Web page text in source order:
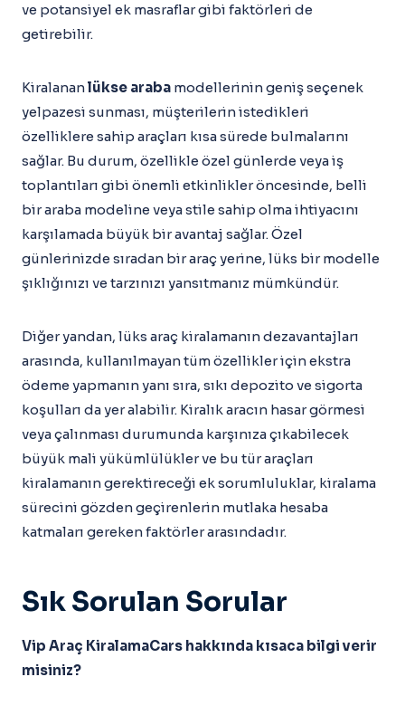
ve potansiyel ek masraflar gibi faktörleri de
getirebilir.
Kiralananlükse araba modellerinin geniş seçenek
yelpazesi sunması, müşterilerin istedikleri
özelliklere sahip araçları kısa sürede bulmalarını
sağlar. Bu durum, özellikle özel günlerde veya iş
toplantıları gibi önemli etkinlikler öncesinde, belli
bir araba modeline veya stile sahip olma ihtiyacını
karşılamada büyük bir avantaj sağlar. Özel
günlerinizde sıradan bir araç yerine, lüks bir modelle
şıklığınızı ve tarzınızı yansıtmanız mümkündür.
Diğer yandan, lüks araç kiralamanın dezavantajları
arasında, kullanılmayan tüm özellikler için ekstra
ödeme yapmanın yanı sıra, sıkı depozito ve sigorta
koşulları da yer alabilir. Kiralık aracın hasar görmesi
veya çalınması durumunda karşınıza çıkabilecek
büyük mali yükümlülükler ve bu tür araçları
kiralamanın gerektireceği ek sorumluluklar, kiralama
sürecini gözden geçirenlerin mutlaka hesaba
katmaları gereken faktörler arasındadır.
Sık Sorulan Sorular
Vip Araç KiralamaCars hakkında kısaca bilgi verir
misiniz?